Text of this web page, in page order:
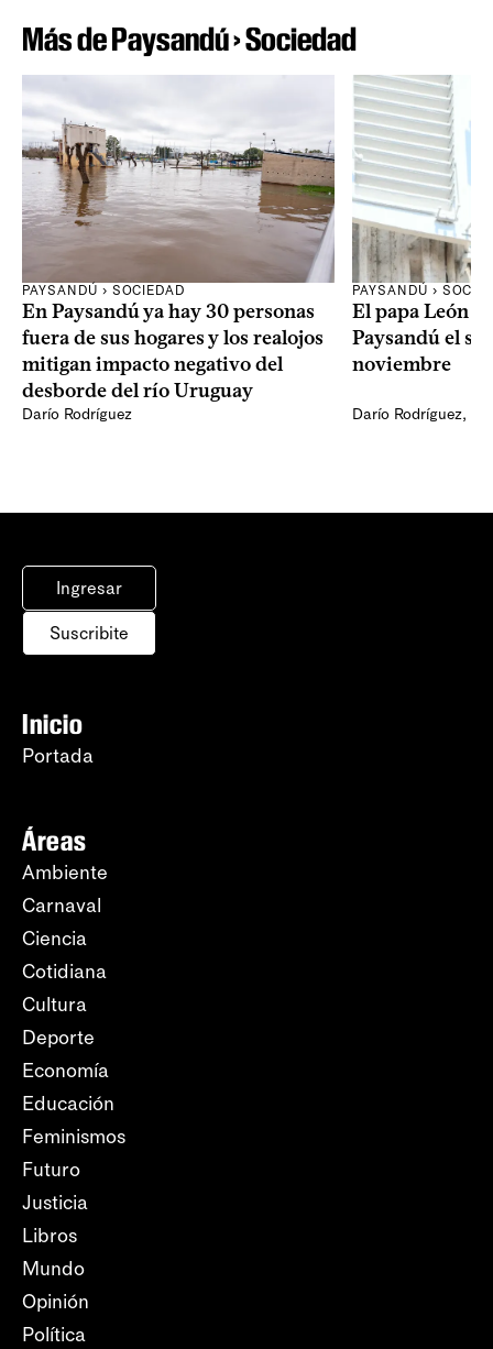
Más de Paysandú › Sociedad
PAYSANDÚ › SOCIEDAD
En Paysandú ya hay 30 personas
fuera de sus hogares y los realojos
mitigan impacto negativo del
desborde del río Uruguay
Darío Rodríguez
PAYSANDÚ ›
El papa León
Paysandú el
noviembre
Darío Rodríguez,
Ingresar
Suscribite
Inicio
Portada
Áreas
Ambiente
Carnaval
Ciencia
Cotidiana
Cultura
Deporte
Economía
Educación
Feminismos
Futuro
Justicia
Libros
Mundo
Opinión
Política